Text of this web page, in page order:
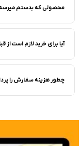
محصولی که بدستم
آیا برای خرید لازم است
چطور هزینه سفارش را